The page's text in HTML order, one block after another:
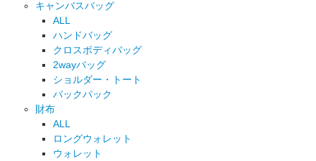
キャンバスバッグ
ALL
ハンドバッグ
クロスボディバッグ
2wayバッグ
ショルダー・トート
バックパック
財布
ALL
ロングウォレット
ウォレット